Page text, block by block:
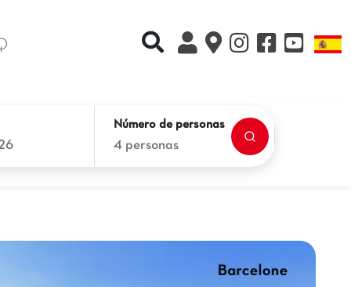
Recherche rapide
Número de personas
4 personas